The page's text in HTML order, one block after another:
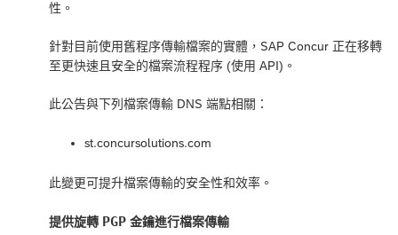
性。
針對目前使用舊程序傳輸檔案的實體，SAP Concur 正在移轉
至更快速且安全的檔案流程程序 (使用 API)。
此公告與下列檔案傳輸 DNS 端點相關：
st.concursolutions.com
此變更可提升檔案傳輸的安全性和效率。
提供旋轉 PGP 金鑰進行檔案傳輸